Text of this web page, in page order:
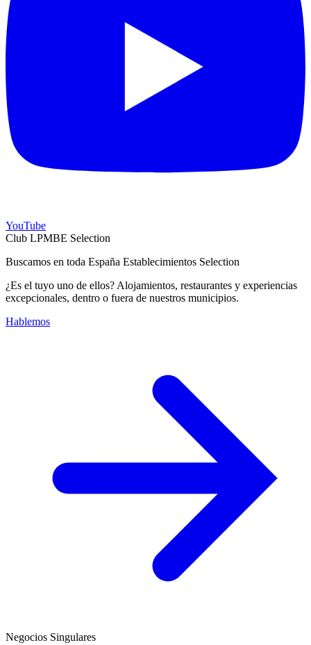
YouTube
Club LPMBE Selection
Buscamos en toda España Establecimientos Selection
¿Es el tuyo uno de ellos? Alojamientos, restaurantes y experiencias
excepcionales, dentro o fuera de nuestros municipios.
Hablemos
Negocios Singulares